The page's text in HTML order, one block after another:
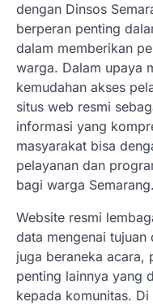
dengan Dinsos
berperan penting
dalam memberikan
warga. Dalam upaya
kemudahan akses
situs web resmi
informasi yang
masyarakat bisa
pelayanan dan
bagi warga Semarang.
Website resmi
data mengenai
juga beraneka acara,
penting lainnya yang
kepada komunitas.